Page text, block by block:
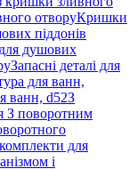
отворуКришки
піддонів
для душових
Запасні деталі для
для ванн,
ванн, d52З
З поворотним
для
і